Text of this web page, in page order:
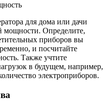
для дома или дачи
мощности. Определите,
приборов вы
и посчитайте
Также учтите
в будущем, например,
электроприборов.